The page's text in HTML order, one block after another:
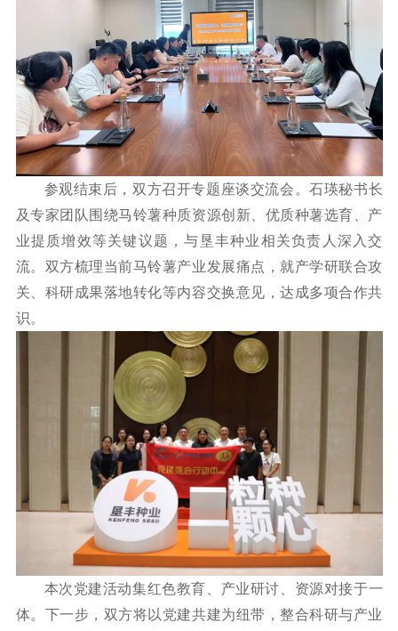
参观结束后，双方召开专题座谈交流会。石瑛秘书长
及专家团队围绕马铃薯种质资源创新、优质种薯选育、产
业提质增效等关键议题，与垦丰种业相关负责人深入交
流。双方梳理当前马铃薯产业发展痛点，就产学研联合攻
关、科研成果落地转化等内容交换意见，达成多项合作共
识。
本次党建活动集红色教育、产业研讨、资源对接于一
体。下一步，双方将以党建共建为纽带，整合科研与产业